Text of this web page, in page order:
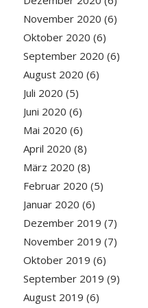
November 2020 (6)
Oktober 2020 (6)
September 2020 (6)
August 2020 (6)
Juli 2020 (5)
Juni 2020 (6)
Mai 2020 (6)
April 2020 (8)
März 2020 (8)
Februar 2020 (5)
Januar 2020 (6)
Dezember 2019 (7)
November 2019 (7)
Oktober 2019 (6)
September 2019 (9)
August 2019 (6)